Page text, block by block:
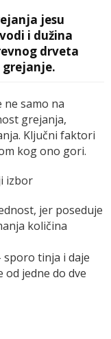
jesu
i dužina
drveta
grejanje.
samo na
grejanja,
Ključni faktori
kog ono gori.
izbor
jer poseduje
količina
sporo tinja i daje
jedne do dve